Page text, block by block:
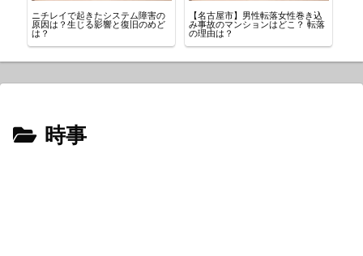
ニチレイで起きたシステム障害の
原因は？生じる影響と復旧のめど
は？
【名古屋市】男性転落女性巻き込
み事故のマンションはどこ？ 転落
の理由は？
時事